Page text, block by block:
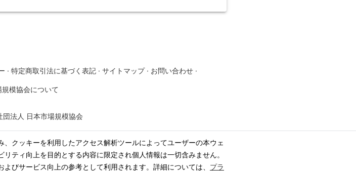
クッキーを利用したアクセス解析ツールによってユーザーの本ウェ
ティ向上を目的とする内容に限定され個人情報は一切含みません。
びサービス向上の参考として利用されます。詳細については、 プラ
· 特定商取引法に基づく表記 · サイトマップ · お問い合わせ ·
規模協会について
団法人 日本市場規模協会